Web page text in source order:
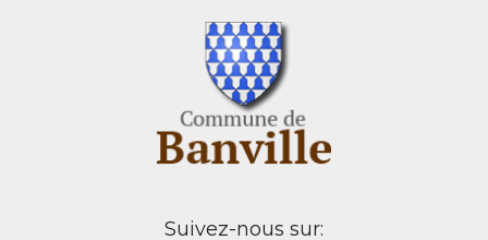
Suivez-nous sur: